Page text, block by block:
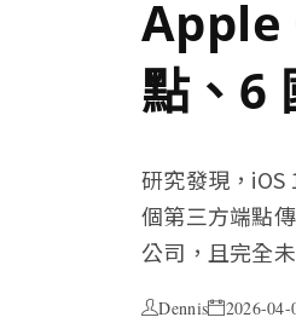
Apple
點、6
研究發現，
個第三方端點
公司，且完全
Dennis 2026-04-